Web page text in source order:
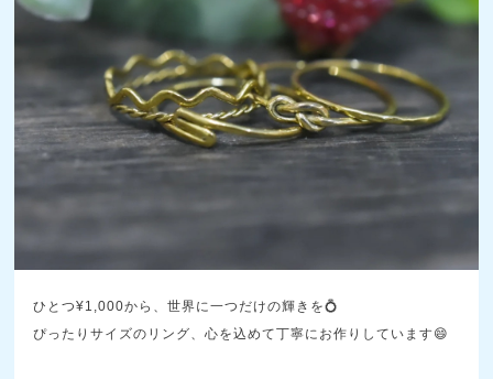
ひとつ¥1,000から、世界に一つだけの輝きを💍
ぴったりサイズのリング、心を込めて丁寧にお作りしています😄